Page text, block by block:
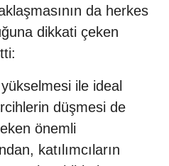
da herkes
dikkati çeken
ile ideal
düşmesi de
önemli
katılımcıların